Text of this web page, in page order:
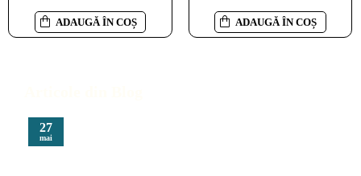
ADAUGĂ ÎN COȘ ADAUGĂ ÎN COȘ
27
mai